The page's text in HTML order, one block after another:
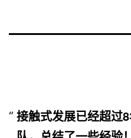
接触式发展已经超过